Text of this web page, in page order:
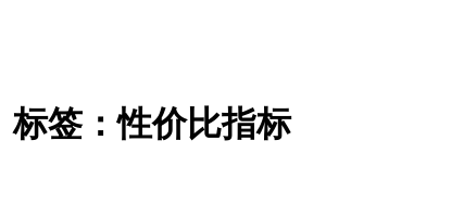
标签：性价比指标